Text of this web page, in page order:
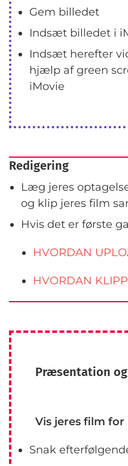
Gem billedet
Indsæt billedet i
Indsæt herefter
hjælp af green
iMovie
Redigering
Læg jeres
og klip jeres film
Hvis det er første
HVORDAN
HVORDAN
Præsentation
Vis jeres film for
Snak